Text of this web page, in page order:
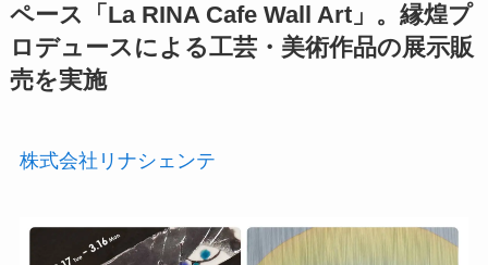
ペース「La RINA Cafe Wall Art」。縁煌プ
ロデュースによる工芸・美術作品の展示販
売を実施
株式会社リナシェンテ